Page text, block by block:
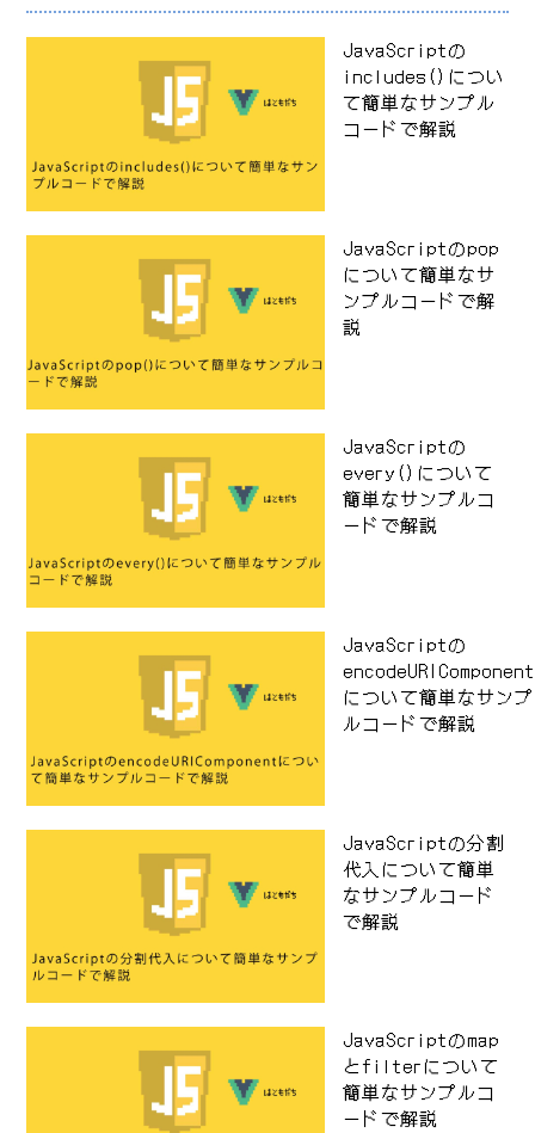
JavaScriptの
includes()につい
て簡単なサンプル
コードで解説
JavaScriptのpop
について簡単なサ
ンプルコードで解
説
JavaScriptの
every()について
簡単なサンプルコ
ードで解説
JavaScriptの
encodeURIComponent
について簡単なサンプ
ルコードで解説
JavaScriptの分割
代入について簡単
なサンプルコード
で解説
JavaScriptのmap
とfilterについて
簡単なサンプルコ
ードで解説